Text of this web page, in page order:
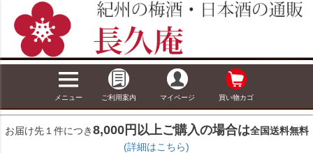
メニュー ご利用案内 マイページ 買い物カゴ
お届け先１件につき8,000円以上ご購入の場合は全国送料無料
(詳細はこちら)